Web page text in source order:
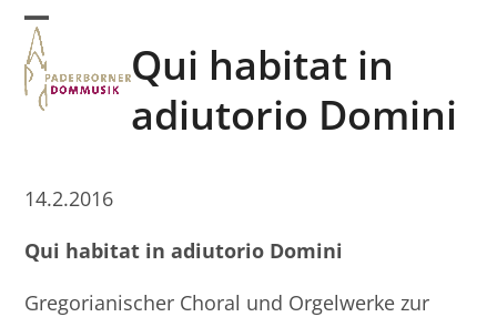
Skip
content
Open
mobile
menu
Close
mobile
menu
Qui habitat in
adiutorio Domini
14.2.2016
Qui habitat in adiutorio Domini
Gregorianischer Choral und Orgelwerke zur